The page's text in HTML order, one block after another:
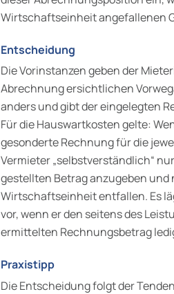
Wirtschaftseinheit angefallenen
Entscheidung
Die Vorinstanzen geben der
Abrechnung ersichtlichen
anders und gibt der eingelegten
Für die Hauswartkosten gelte:
gesonderte Rechnung für die
Vermieter „selbstverständlich“
gestellten Betrag anzugeben
Wirtschaftseinheit entfallen. Es
vor, wenn er den seitens des
ermittelten Rechnungsbetrag
Praxistipp
Die Entscheidung folgt der